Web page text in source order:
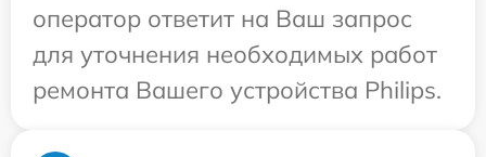
оператор ответит на Ваш запрос
для уточнения необходимых работ
ремонта Вашего устройства Philips.